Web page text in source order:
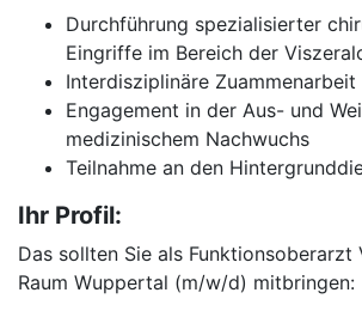
Durchführung spezialisierter
Eingriffe im Bereich der
Interdisziplinäre Zuammenarbeit
Engagement in der Aus- und
medizinischem Nachwuchs
Teilnahme an den
Ihr Profil:
Das sollten Sie als Funktionsoberarzt
Raum Wuppertal (m/w/d) mitbringen: